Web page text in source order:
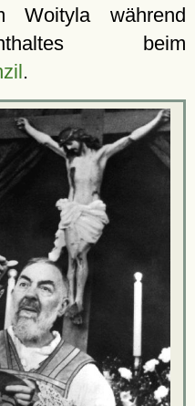
Woityla während
beim
.